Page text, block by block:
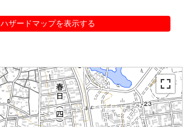
ハザードマップを表示する